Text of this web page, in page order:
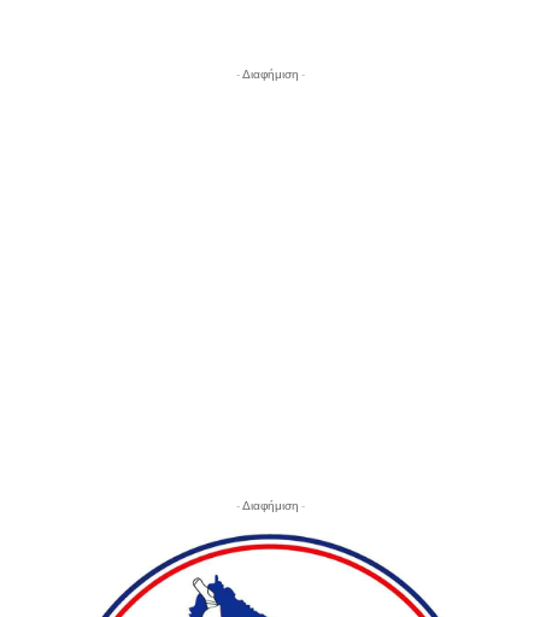
- Διαφήμιση -
- Διαφήμιση -